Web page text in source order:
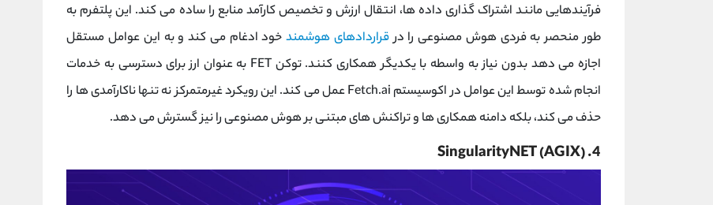
فرآیندهایی مانند اشتراک گذاری داده ها، انتقال ارزش و تخصیص کارآمد منابع را ساده می کند. این پلتفرم به
طور منحصر به فردی هوش مصنوعی را درقراردادهای هوشمندخود ادغام می کند و به این عوامل مستقل
اجازه می دهد بدون نیاز به واسطه با یکدیگر همکاری کنند. توکن FET به عنوان ارز برای دسترسی به خدمات
انجام شده توسط این عوامل در اکوسیستم Fetch.ai عمل می کند. این رویکرد غیرمتمرکز نه تنها ناکارآمدی ها را
حذف می کند، بلکه دامنه همکاری ها و تراکنش های مبتنی بر هوش مصنوعی را نیز گسترش می دهد.
4. SingularityNET (AGIX)